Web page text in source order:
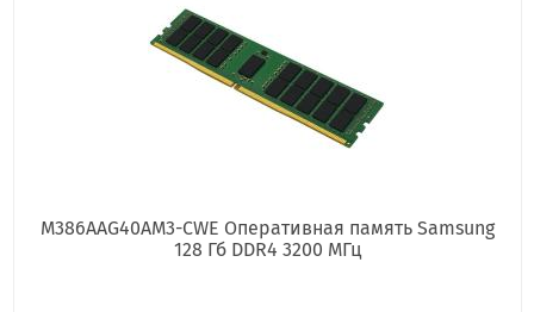
M386AAG40AM3-CWE Оперативная память Samsung
128 Гб DDR4 3200 МГц